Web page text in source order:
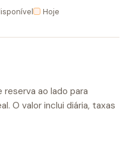
Hoje
ao lado para
O valor inclui diária, taxas